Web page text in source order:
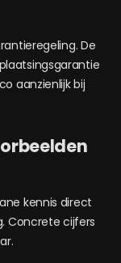
De
aanzienlijk bij
kennis direct
Concrete cijfers